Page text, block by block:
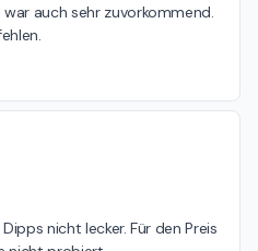
auch sehr zuvorkommend.
nicht lecker. Für den Preis